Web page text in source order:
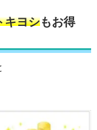
キヨシもお得